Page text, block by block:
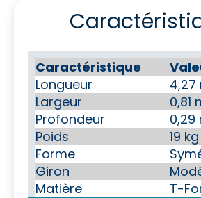
Caractéristique
Longueur
4,27
Largeur
0,81
Profondeur
0,29
Poids
19 kg
Forme
Giron
Matière
T-